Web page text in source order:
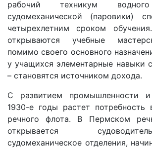
рабочий техникум
судомеханической (паровики)
четырехлетним сроком
открываются учебные
помимо своего основного
у учащихся элементарные навыки
– становятся источником дохода.
С развитием промышленности
1930-е годы растет потребность
речного флота. В Пермском
открывается
судомеханическое отделения,